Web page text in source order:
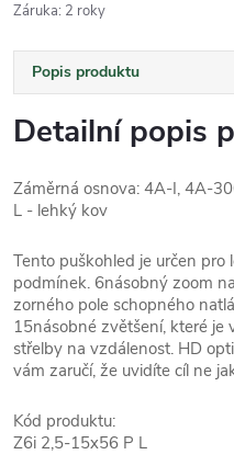
Záruka: 2 roky
Popis produktu
Detailní popis
Záměrná osnova: 4A-I, 4A-
L - lehký kov
Tento puškohled je určen
podmínek. 6násobný zoom
zorného pole schopného
15násobné zvětšení, které je
střelby na vzdálenost. HD
vám zaručí, že uvidíte cíl ne
Kód produktu:
Z6i 2,5-15x56 P L